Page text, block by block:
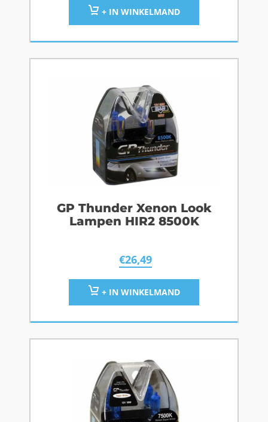
+ IN WINKELMAND
GP Thunder Xenon Look
Lampen HIR2 8500K
€26,49
+ IN WINKELMAND